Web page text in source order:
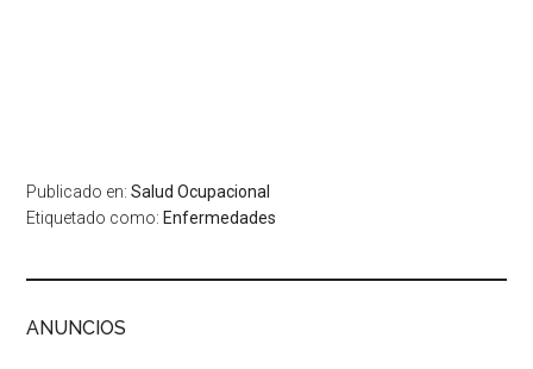
Publicado en:Salud Ocupacional
Etiquetado como: Enfermedades
ANUNCIOS